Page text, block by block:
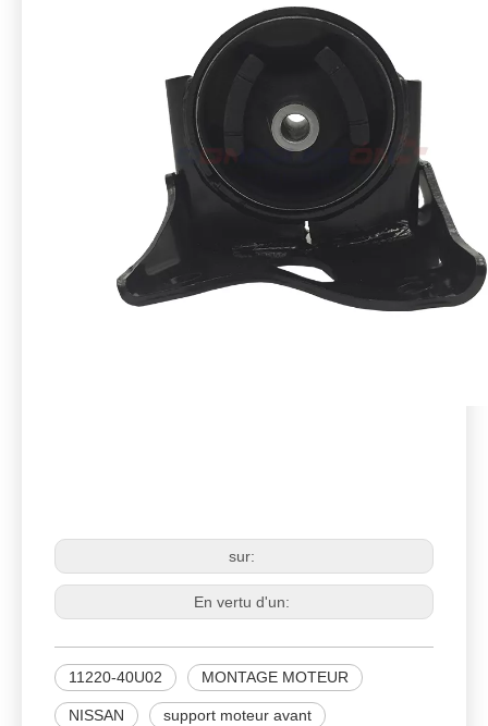
sur:
En vertu d'un:
11220-40U02 MONTAGE MOTEUR
NISSAN support moteur avant